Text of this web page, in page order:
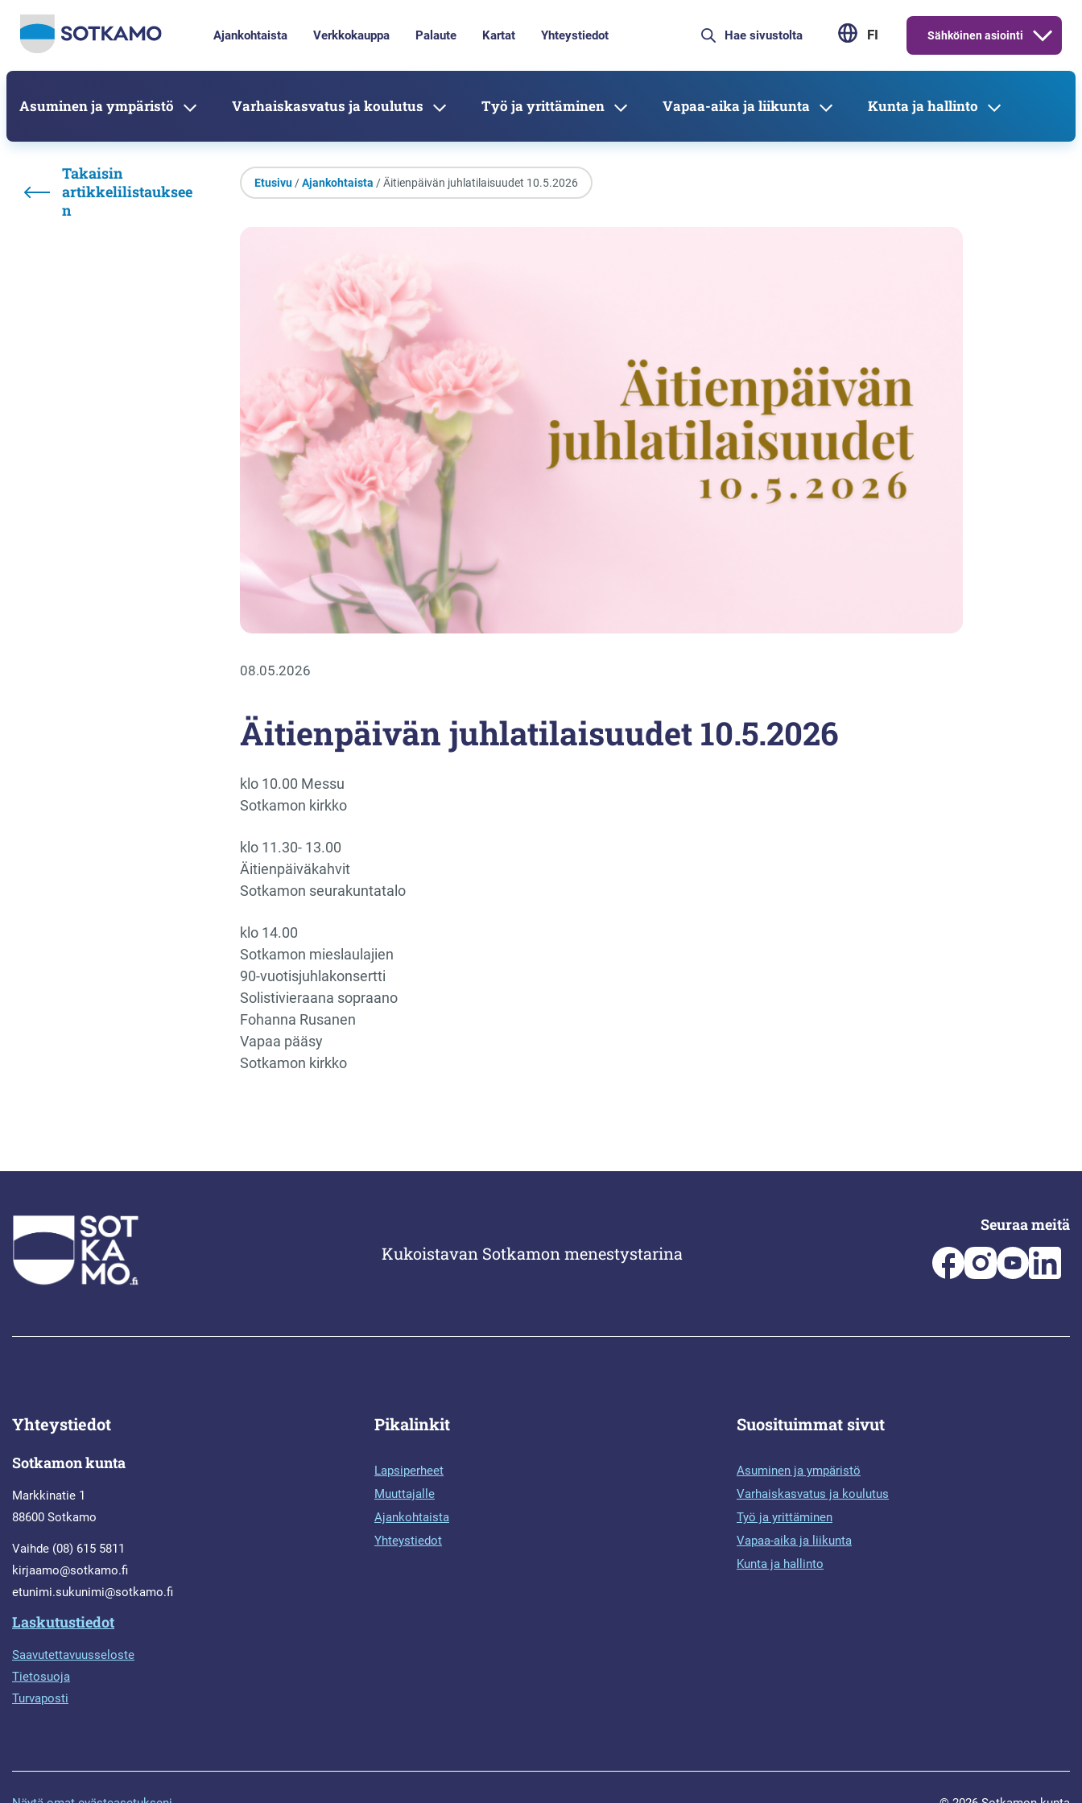
Ajankohtaista Verkkokauppa Palaute Kartat Yhteystiedot FI Sähköinen asiointi
Asuminen ja ympäristö Varhaiskasvatus ja koulutus Työ ja yrittäminen Vapaa-aika ja liikunta Kunta ja hallinto
Takaisin
artikkelilistauksee
n
Etusivu/Ajankohtaista / Äitienpäivän juhlatilaisuudet 10.5.2026
08.05.2026
Äitienpäivän juhlatilaisuudet 10.5.2026
klo 10.00 Messu
Sotkamon kirkko
klo 11.30- 13.00
Äitienpäiväkahvit
Sotkamon seurakuntatalo
klo 14.00
Sotkamon mieslaulajien
90-vuotisjuhlakonsertti
Solistivieraana sopraano
Fohanna Rusanen
Vapaa pääsy
Sotkamon kirkko
Kukoistavan Sotkamon menestystarina
Seuraa meitä
Yhteystiedot
Sotkamon kunta
Markkinatie 1
88600 Sotkamo
Vaihde (08) 615 5811
kirjaamo@sotkamo.fi
etunimi.sukunimi@sotkamo.fi
Laskutustiedot
Saavutettavuusseloste
Tietosuoja
Turvaposti
Pikalinkit
Lapsiperheet
Muuttajalle
Ajankohtaista
Yhteystiedot
Suosituimmat sivut
Asuminen ja ympäristö
Varhaiskasvatus ja koulutus
Työ ja yrittäminen
Vapaa-aika ja liikunta
Kunta ja hallinto